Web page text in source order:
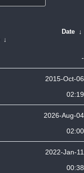
↓
Date ↓
-
2015-Oct-06
02:19
2026-Aug-04
02:00
2022-Jan-11
00:38